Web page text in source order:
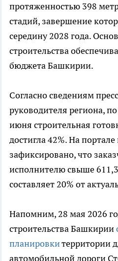
протяженностью 398
стадий, завершение
середину 2028 года.
строительства
бюджета Башкирии.
Согласно сведениям
руководителя региона,
июня строительная
достигла 42%. На портале
зафиксировано, что
исполнителю свыше
составляет 20% от
Напомним, 28 мая 2026
строительства Башкирии
планировкитерритории
автомобильной дороги